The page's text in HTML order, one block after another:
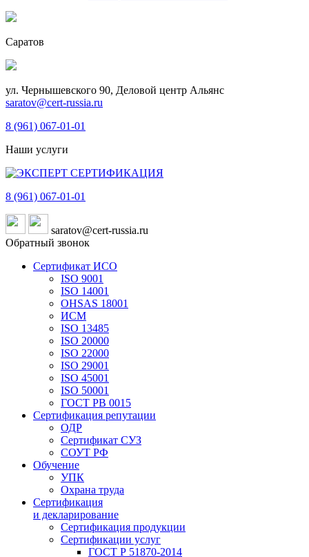
Саратов
ул. Чернышевского 90, Деловой центр Альянс
saratov@cert-russia.ru
8 (961) 067-01-01
Наши услуги
8 (961) 067-01-01
saratov@cert-russia.ru
Обратный звонок
Сертификат ИСО
ISO 9001
ISO 14001
OHSAS 18001
ИСМ
ISO 13485
ISO 20000
ISO 22000
ISO 29001
ISO 45001
ISO 50001
ГОСТ РВ 0015
Сертификация репутации
ОДР
Сертификат СУЗ
СОУТ РФ
Обучение
УПК
Охрана труда
Сертификация
и декларирование
Сертификация продукции
Сертификации услуг
ГОСТ Р 51870-2014